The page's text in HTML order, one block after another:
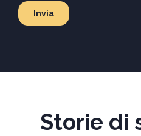
Storie di